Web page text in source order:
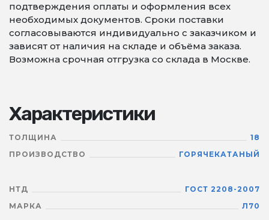
подтверждения оплаты и оформления всех
необходимых документов. Сроки поставки
согласовываются индивидуально с заказчиком и
зависят от наличия на складе и объёма заказа.
Возможна срочная отгрузка со склада в Москве.
Характеристики
ТОЛЩИНА
18
ПРОИЗВОДСТВО
ГОРЯЧЕКАТАНЫЙ
НТД
ГОСТ 2208-2007
МАРКА
Л70